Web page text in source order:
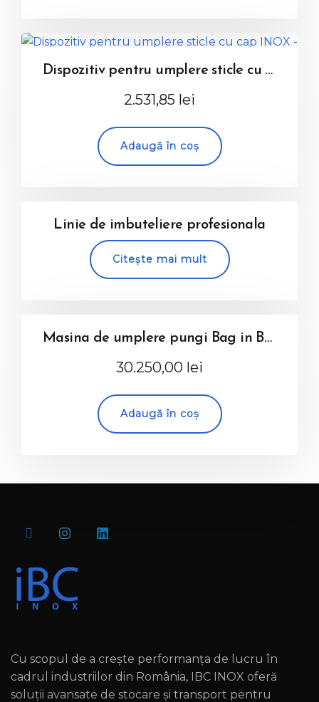
Dispozitiv pentru umplere sticle cu cap INOX – ENOLMATIC
2.531,85 lei
Adaugă în coș
Linie de imbuteliere profesionala
Citește mai mult
Masina de umplere pungi Bag in Box – semiautomata
30.250,00 lei
Adaugă în coș
Cu scopul de a crește performanța de lucru în
cadrul industriilor din România, IBC INOX oferă
soluții avansate de stocare și transport pentru